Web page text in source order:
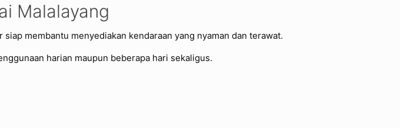
Malalayang
membantu menyediakan kendaraan yang nyaman dan terawat.
harian maupun beberapa hari sekaligus.